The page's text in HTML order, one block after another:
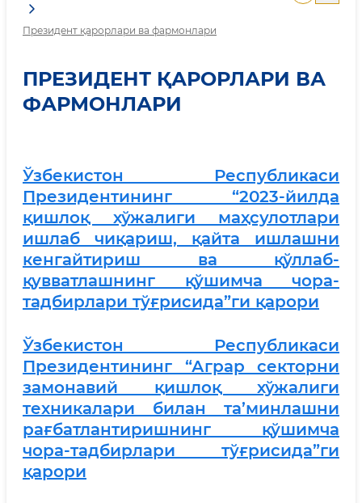
Президент қарорлари ва фармонлари
ПРЕЗИДЕНТ ҚАРОРЛАРИ ВА
ФАРМОНЛАРИ
Ўзбекистон Республикаси
Президентининг “2023-йилда
қишлоқ хўжалиги маҳсулотлари
ишлаб чиқариш, қайта ишлашни
кенгайтириш ва қўллаб-
қувватлашнинг қўшимча чора-
тадбирлари тўғрисида”ги қарори
Ўзбекистон Республикаси
Президентининг “Аграр секторни
замонавий қишлоқ хўжалиги
техникалари билан та’минлашни
рағбатлантиришнинг қўшимча
чора-тадбирлари тўғрисида”ги
қарори